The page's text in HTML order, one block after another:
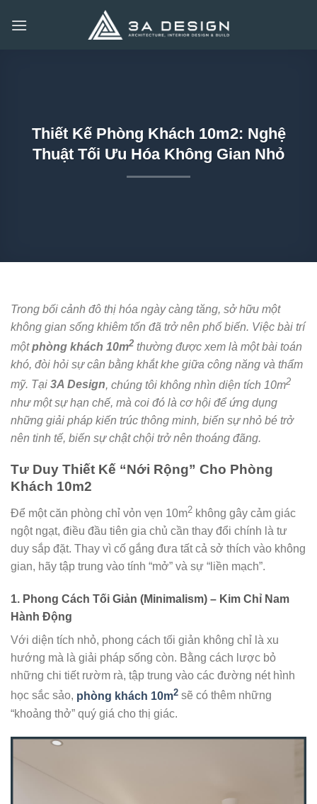
qua
Thiết Kế Phòng Khách 10m2: Nghệ
Thuật Tối Ưu Hóa Không Gian Nhỏ
Trong bối cảnh đô thị hóa ngày càng tăng, sở hữu một
không gian sống khiêm tốn đã trở nên phổ biến. Việc bài trí
mộtphòng khách 10m2 thường được xem là một bài toán
khó, đòi hỏi sự cân bằng khắt khe giữa công năng và thẩm
mỹ. Tại 3A Design, chúng tôi không nhìn diện tích 10m2
như một sự hạn chế, mà coi đó là cơ hội để ứng dụng
những giải pháp kiến trúc thông minh, biến sự nhỏ bé trở
nên tinh tế, biến sự chật chội trở nên thoáng đãng.
Tư Duy Thiết Kế “Nới Rộng” Cho Phòng
Khách 10m2
Để một căn phòng chỉ vỏn vẹn 10m2 không gây cảm giác
ngột ngạt, điều đầu tiên gia chủ cần thay đổi chính là tư
duy sắp đặt. Thay vì cố gắng đưa tất cả sở thích vào không
gian, hãy tập trung vào tính “mở” và sự “liền mạch”.
1. Phong Cách Tối Giản (Minimalism) – Kim Chỉ Nam
Hành Động
Với diện tích nhỏ, phong cách tối giản không chỉ là xu
hướng mà là giải pháp sống còn. Bằng cách lược bỏ
những chi tiết rườm rà, tập trung vào các đường nét hình
học sắc sảo, phòng khách 10m2 sẽ có thêm những
“khoảng thở” quý giá cho thị giác.